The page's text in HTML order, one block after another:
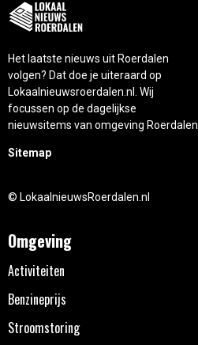
Het laatste nieuws uit Roerdalen
volgen? Dat doe je uiteraard op
Lokaalnieuwsroerdalen.nl. Wij
focussen op de dagelijkse
nieuwsitems van omgeving Roerdalen.
Sitemap
© LokaalnieuwsRoerdalen.nl
Omgeving
Activiteiten
Benzineprijs
Stroomstoring